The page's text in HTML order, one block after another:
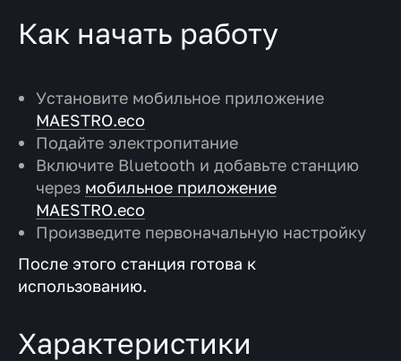
Как начать работу
Установите мобильное приложение
MAESTRO.eco
Подайте электропитание
Включите Вluеtооth и добавьте станцию
через мобильное приложение
MAESTRO.eco
Произведите первоначальную настройку
После этого станция готова к
использованию.
Характеристики